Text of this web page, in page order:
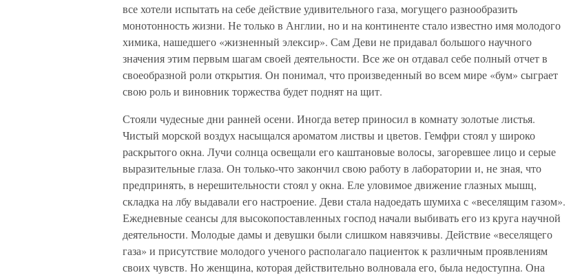
все хотели испытать на себе действие удивительного газа, могущего разнообразить
монотонность жизни. Не только в Англии, но и на континенте стало известно имя молодого
химика, нашедшего «жизненный элексир». Сам Деви не придавал большого научного
значения этим первым шагам своей деятельности. Все же он отдавал себе полный отчет в
своеобразной роли открытия. Он понимал, что произведенный во всем мире «бум» сыграет
свою роль и виновник торжества будет поднят на щит.
Стояли чудесные дни ранней осени. Иногда ветер приносил в комнату золотые листья.
Чистый морской воздух насыщался ароматом листвы и цветов. Гемфри стоял у широко
раскрытого окна. Лучи солнца освещали его каштановые волосы, загоревшее лицо и серые
выразительные глаза. Он только-что закончил свою работу в лаборатории и, не зная, что
предпринять, в нерешительности стоял у окна. Еле уловимое движение глазных мышц,
складка на лбу выдавали его настроение. Деви стала надоедать шумиха с «веселящим газом».
Ежедневные сеансы для высокопоставленных господ начали выбивать его из круга научной
деятельности. Молодые дамы и девушки были слишком навязчивы. Действие «веселящего
газа» и присутствие молодого ученого располагало пациенток к различным проявлениям
своих чувств. Но женщина, которая действительно волновала его, была недоступна. Она